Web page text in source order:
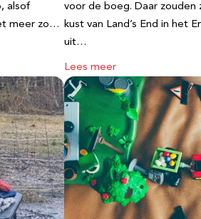
alsof
meer zo…
voor de boeg. Daar zouden
kust van Land’s End in het
uit…
Lees meer